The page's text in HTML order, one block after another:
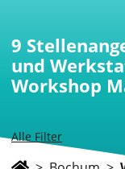
Alle Filter
9
und
Workshop